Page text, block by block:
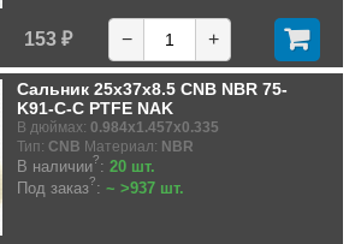
153 ₽ − +
Сальник 25x37x8.5 CNB NBR 75-
K91-C-C PTFE NAK
В дюймах: 0.984x1.457x0.335
Тип: CNB Материал: NBR
В наличии?: 20 шт.
Под заказ?: ~ >937 шт.